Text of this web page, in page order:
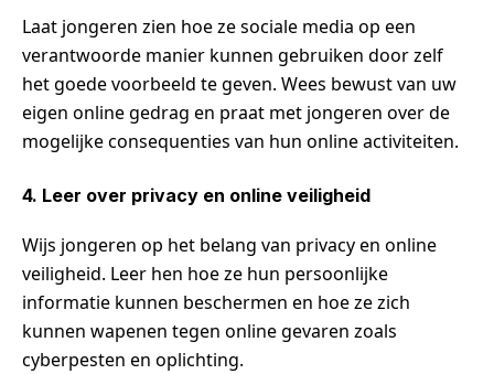
Laat jongeren zien hoe ze sociale media op een
verantwoorde manier kunnen gebruiken door zelf
het goede voorbeeld te geven. Wees bewust van uw
eigen online gedrag en praat met jongeren over de
mogelijke consequenties van hun online activiteiten.
4. Leer over privacy en online veiligheid
Wijs jongeren op het belang van privacy en online
veiligheid. Leer hen hoe ze hun persoonlijke
informatie kunnen beschermen en hoe ze zich
kunnen wapenen tegen online gevaren zoals
cyberpesten en oplichting.